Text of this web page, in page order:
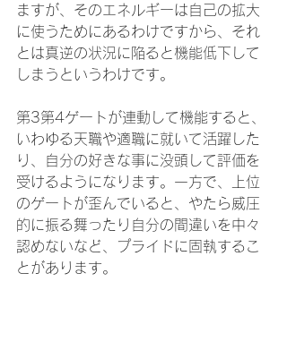
ますが、そのエネルギーは自己の拡大
に使うためにあるわけですから、それ
とは真逆の状況に陥ると機能低下して
しまうというわけです。
第3第4ゲートが連動して機能すると、
いわゆる天職や適職に就いて活躍した
り、自分の好きな事に没頭して評価を
受けるようになります。一方で、上位
のゲートが歪んでいると、やたら威圧
的に振る舞ったり自分の間違いを中々
認めないなど、プライドに固執するこ
とがあります。